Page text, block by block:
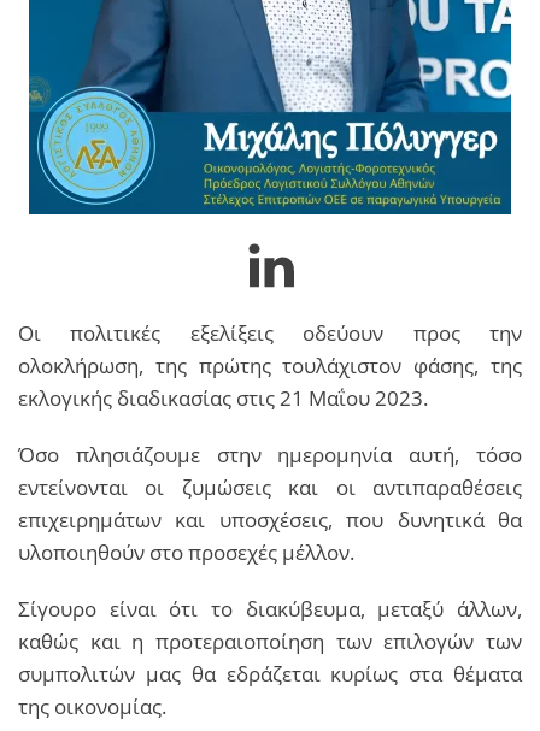
Οι πολιτικές εξελίξεις οδεύουν προς την
ολοκλήρωση, της πρώτης τουλάχιστον φάσης, της
εκλογικής διαδικασίας στις 21 Μαΐου 2023.
Όσο πλησιάζουμε στην ημερομηνία αυτή, τόσο
εντείνονται οι ζυμώσεις και οι αντιπαραθέσεις
επιχειρημάτων και υποσχέσεις, που δυνητικά θα
υλοποιηθούν στο προσεχές μέλλον.
Σίγουρο είναι ότι το διακύβευμα, μεταξύ άλλων,
καθώς και η προτεραιοποίηση των επιλογών των
συμπολιτών μας θα εδράζεται κυρίως στα θέματα
της οικονομίας.